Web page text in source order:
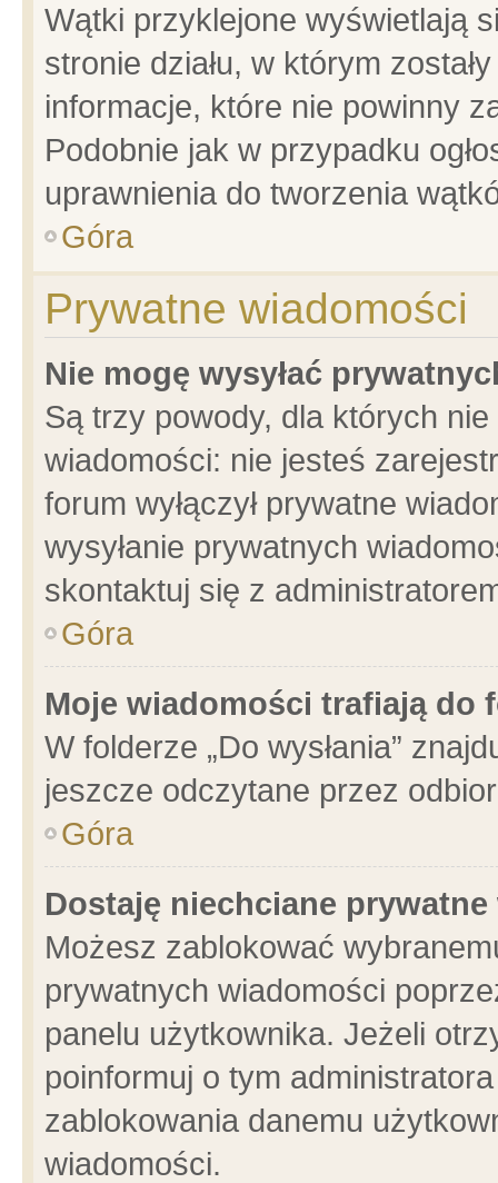
Wątki przyklejone wyświetlają
stronie działu, w którym
informacje, które nie powinny
Podobnie jak w przypadku
uprawnienia do tworzenia
Góra
Prywatne wiadomości
Nie mogę wysyłać
Są trzy powody, dla których
wiadomości: nie jesteś
forum wyłączył prywatne
wysyłanie prywatnych
skontaktuj się z
Góra
Moje wiadomości trafiają do
W folderze „Do wysłania”
jeszcze odczytane przez
Góra
Dostaję niechciane
Możesz zablokować
prywatnych wiadomości
panelu użytkownika. Jeżeli
poinformuj o tym
zablokowania danemu
wiadomości.